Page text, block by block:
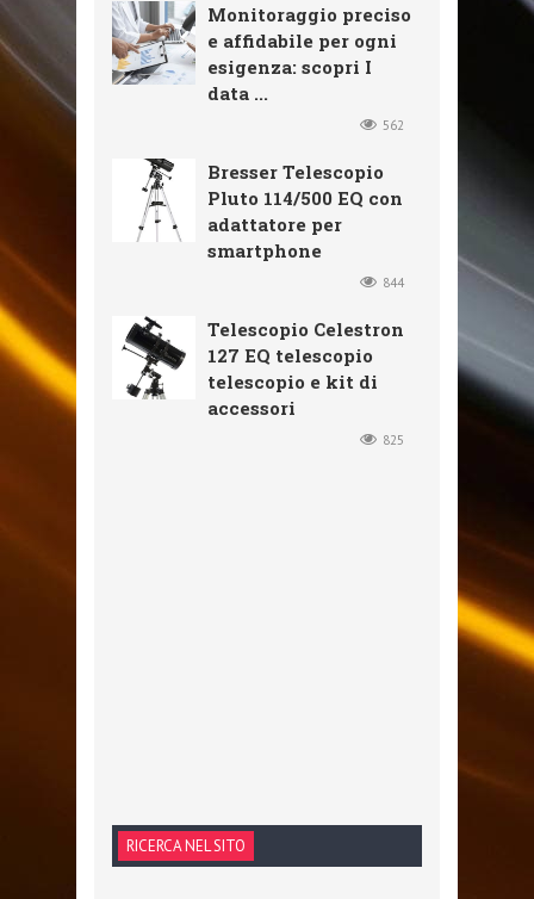
Monitoraggio preciso
e affidabile per ogni
esigenza: scopri I
data ...
562
Bresser Telescopio
Pluto 114/500 EQ con
adattatore per
smartphone
844
Telescopio Celestron
127 EQ telescopio
telescopio e kit di
accessori
825
RICERCA NEL SITO